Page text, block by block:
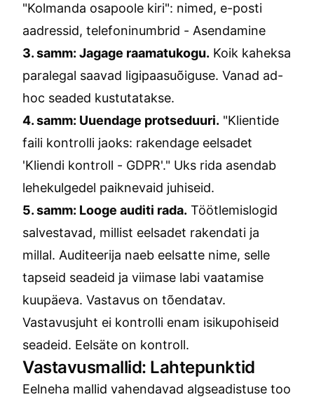
"Kolmanda osapoole kiri": nimed, e-posti
aadressid, telefoninumbrid - Asendamine
3. samm: Jagage raamatukogu. Koik kaheksa
paralegal saavad ligipaasuõiguse. Vanad ad-
hoc seaded kustutatakse.
4. samm: Uuendage protseduuri. "Klientide
faili kontrolli jaoks: rakendage eelsadet
'Kliendi kontroll - GDPR'." Uks rida asendab
lehekulgedel paiknevaid juhiseid.
5. samm: Looge auditi rada. Töötlemislogid
salvestavad, millist eelsadet rakendati ja
millal. Auditeerija naeb eelsatte nime, selle
tapseid seadeid ja viimase labi vaatamise
kuupäeva. Vastavus on tõendatav.
Vastavusjuht ei kontrolli enam isikupohiseid
seadeid. Eelsäte on kontroll.
Vastavusmallid: Lahtepunktid
Eelneha mallid vahendavad algseadistuse too